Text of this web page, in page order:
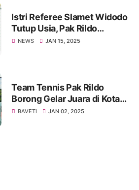
Istri Referee Slamet Widodo
Tutup Usia, Pak Rildo
Sampaikan Ucapan
NEWS JAN 15, 2025
Team Tennis Pak Rildo
Borong Gelar Juara di Kota
Atlas
BAVETI JAN 02, 2025